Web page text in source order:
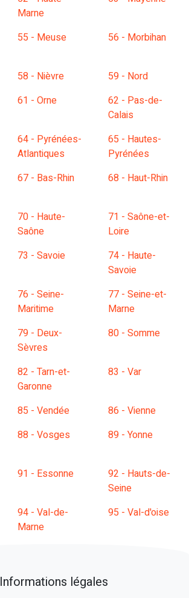
Marne
55 - Meuse 56 - Morbihan
58 - Nièvre
59 - Nord
61 - Orne
62 - Pas-de-
Calais
64 - Pyrénées-
Atlantiques
65 - Hautes-
Pyrénées
67 - Bas-Rhin 68 - Haut-Rhin
70 - Haute-
Saône
71 - Saône-et-
Loire
73 - Savoie
74 - Haute-
Savoie
76 - Seine-
Maritime
77 - Seine-et-
Marne
79 - Deux-
Sèvres
80 - Somme
82 - Tarn-et-
Garonne
83 - Var
85 - Vendée
86 - Vienne
88 - Vosges 89 - Yonne
91 - Essonne
92 - Hauts-de-
Seine
94 - Val-de-
Marne
95 - Val-d'oise
Informations légales